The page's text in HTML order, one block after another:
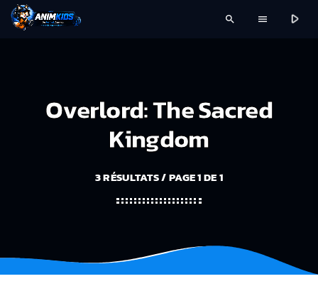
search menu play_arrow
Overlord: The Sacred
Kingdom
3 RÉSULTATS / PAGE 1 DE 1